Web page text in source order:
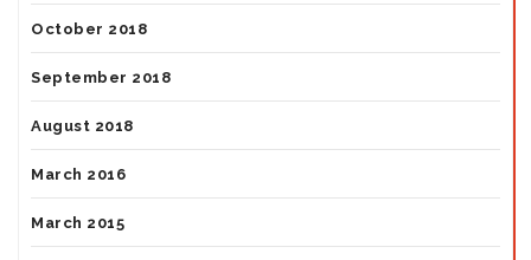
October 2018
September 2018
August 2018
March 2016
March 2015